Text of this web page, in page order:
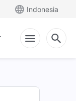
Indonesia
162: